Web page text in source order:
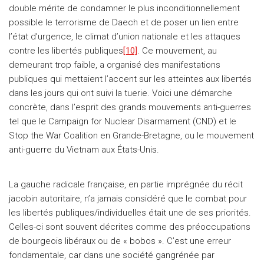
double mérite de condamner le plus inconditionnellement
possible le terrorisme de Daech et de poser un lien entre
l’état d’urgence, le climat d’union nationale et les attaques
contre les libertés publiques[10]. Ce mouvement, au
demeurant trop faible, a organisé des manifestations
publiques qui mettaient l’accent sur les atteintes aux libertés
dans les jours qui ont suivi la tuerie. Voici une démarche
concrète, dans l’esprit des grands mouvements anti-guerres
tel que le Campaign for Nuclear Disarmament (CND) et le
Stop the War Coalition en Grande-Bretagne, ou le mouvement
anti-guerre du Vietnam aux États-Unis.
La gauche radicale française, en partie imprégnée du récit
jacobin autoritaire, n’a jamais considéré que le combat pour
les libertés publiques/individuelles était une de ses priorités.
Celles-ci sont souvent décrites comme des préoccupations
de bourgeois libéraux ou de « bobos ». C’est une erreur
fondamentale, car dans une société gangrénée par